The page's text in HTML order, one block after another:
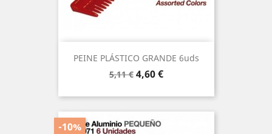
PEINE PLÁSTICO GRANDE 6uds
Precio
5,11 € Precio
4,60 €
-10%